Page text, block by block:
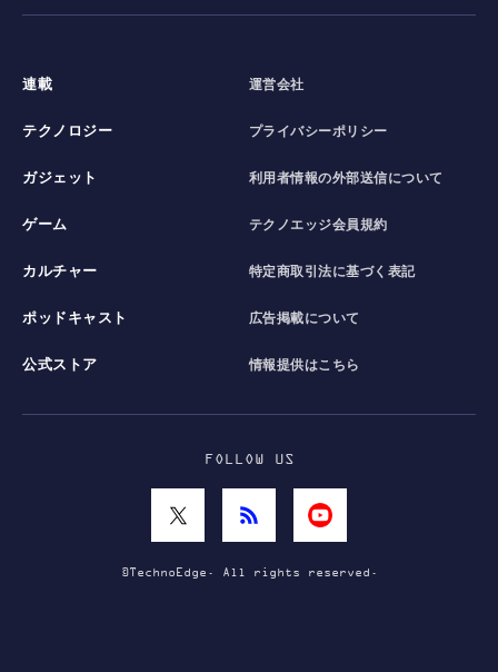
連載
テクノロジー
ガジェット
ゲーム
カルチャー
ポッドキャスト
公式ストア
運営会社
プライバシーポリシー
利用者情報の外部送信について
テクノエッジ会員規約
特定商取引法に基づく表記
広告掲載について
情報提供はこちら
FOLLOW US
©TechnoEdge. All rights reserved.